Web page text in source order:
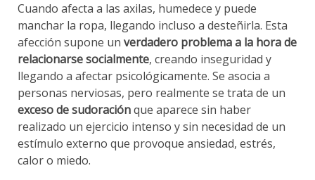
Cuando afecta a las axilas, humedece y puede
manchar la ropa, llegando incluso a desteñirla. Esta
afección supone unverdadero problema a la hora de
relacionarse socialmente, creando inseguridad y
llegando a afectar psicológicamente. Se asocia a
personas nerviosas, pero realmente se trata de un
exceso de sudoraciónque aparece sin haber
realizado un ejercicio intenso y sin necesidad de un
estímulo externo que provoque ansiedad, estrés,
calor o miedo.